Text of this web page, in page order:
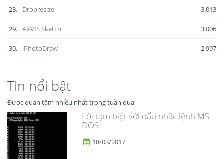
28. Dropresize 3.013
29. AKVIS Sketch 3.006
30. iPhotoDraw 2.997
Tin nổi bật
Được quan tâm nhiều nhất trong tuần qua
Lời tạm biệt với dấu nhắc lệnh MS-
DOS
18/03/2017